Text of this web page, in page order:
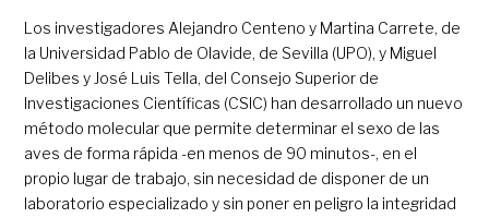
Los investigadores Alejandro Centeno y Martina Carrete, de
la Universidad Pablo de Olavide, de Sevilla (UPO), y Miguel
Delibes y José Luis Tella, del Consejo Superior de
Investigaciones Científicas (CSIC) han desarrollado un nuevo
método molecular que permite determinar el sexo de las
aves de forma rápida -en menos de 90 minutos-, en el
propio lugar de trabajo, sin necesidad de disponer de un
laboratorio especializado y sin poner en peligro la integridad